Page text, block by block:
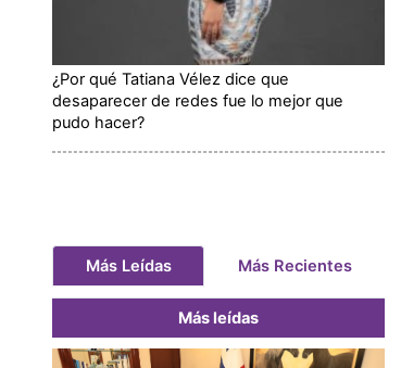
¿Por qué Tatiana Vélez dice que
desaparecer de redes fue lo mejor que
pudo hacer?
Más Leídas Más Recientes
Más leídas